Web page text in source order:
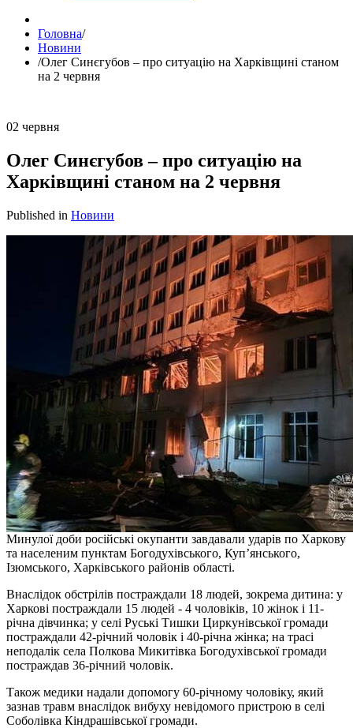
Головна/
Новини
/Олег Синєгубов – про ситуацію на Харківщині станом
на 2 червня
02 червня
Олег Синєгубов – про ситуацію на
Харківщині станом на 2 червня
Published in Новини
Минулої доби російські окупанти завдавали ударів по Харкову
та населеним пунктам Богодухівського, Куп’янського,
Ізюмського, Харківського районів області.
Внаслідок обстрілів постраждали 18 людей, зокрема дитина: у
Харкові постраждали 15 людей - 4 чоловіків, 10 жінок і 11-
річна дівчинка; у селі Руські Тишки Циркунівської громади
постраждали 42-річний чоловік і 40-річна жінка; на трасі
неподалік села Полкова Микитівка Богодухівської громади
постраждав 36-річний чоловік.
Також медики надали допомогу 60-річному чоловіку, який
зазнав травм внаслідок вибуху невідомого пристрою в селі
Соболівка Кіндрашівської громади.